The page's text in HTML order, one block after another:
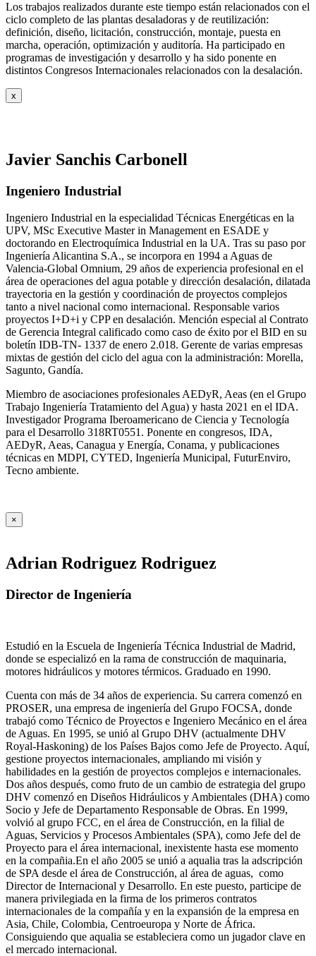
Los trabajos realizados durante este tiempo están relacionados con el
ciclo completo de las plantas desaladoras y de reutilización:
definición, diseño, licitación, construcción, montaje, puesta en
marcha, operación, optimización y auditoría. Ha participado en
programas de investigación y desarrollo y ha sido ponente en
distintos Congresos Internacionales relacionados con la desalación.
x
Javier Sanchis Carbonell
Ingeniero Industrial
Ingeniero Industrial en la especialidad Técnicas Energéticas en la
UPV, MSc Executive Master in Management en ESADE y
doctorando en Electroquímica Industrial en la UA. Tras su paso por
Ingeniería Alicantina S.A., se incorpora en 1994 a Aguas de
Valencia-Global Omnium, 29 años de experiencia profesional en el
área de operaciones del agua potable y dirección desalación, dilatada
trayectoria en la gestión y coordinación de proyectos complejos
tanto a nivel nacional como internacional. Responsable varios
proyectos I+D+i y CPP en desalación. Mención especial al Contrato
de Gerencia Integral calificado como caso de éxito por el BID en su
boletín IDB-TN- 1337 de enero 2.018. Gerente de varias empresas
mixtas de gestión del ciclo del agua con la administración: Morella,
Sagunto, Gandía.
Miembro de asociaciones profesionales AEDyR, Aeas (en el Grupo
Trabajo Ingeniería Tratamiento del Agua) y hasta 2021 en el IDA.
Investigador Programa Iberoamericano de Ciencia y Tecnología
para el Desarrollo 318RT0551. Ponente en congresos, IDA,
AEDyR, Aeas, Canagua y Energía, Conama, y publicaciones
técnicas en MDPI, CYTED, Ingeniería Municipal, FuturEnviro,
Tecno ambiente.
×
Adrian Rodriguez Rodriguez
Director de Ingeniería
Estudió en la Escuela de Ingeniería Técnica Industrial de Madrid,
donde se especializó en la rama de construcción de maquinaria,
motores hidráulicos y motores térmicos. Graduado en 1990.
Cuenta con más de 34 años de experiencia. Su carrera comenzó en
PROSER, una empresa de ingeniería del Grupo FOCSA, donde
trabajó como Técnico de Proyectos e Ingeniero Mecánico en el área
de Aguas. En 1995, se unió al Grupo DHV (actualmente DHV
Royal-Haskoning) de los Países Bajos como Jefe de Proyecto. Aquí,
gestione proyectos internacionales, ampliando mi visión y
habilidades en la gestión de proyectos complejos e internacionales.
Dos años después, como fruto de un cambio de estrategia del grupo
DHV comenzó en Diseños Hidráulicos y Ambientales (DHA) como
Socio y Jefe de Departamento Responsable de Obras. En 1999,
volvió al grupo FCC, en el área de Construcción, en la filial de
Aguas, Servicios y Procesos Ambientales (SPA), como Jefe del de
Proyecto para el área internacional, inexistente hasta ese momento
en la compañia.En el año 2005 se unió a aqualia tras la adscripción
de SPA desde el área de Construcción, al área de aguas, como
Director de Internacional y Desarrollo. En este puesto, participe de
manera privilegiada en la firma de los primeros contratos
internacionales de la compañía y en la expansión de la empresa en
Asia, Chile, Colombia, Centroeuropa y Norte de África.
Consiguiendo que aqualia se estableciera como un jugador clave en
el mercado internacional.